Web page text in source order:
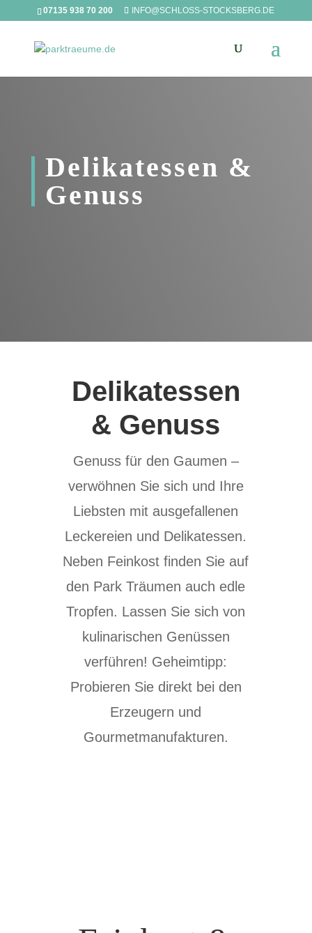
07135 938 70 200 INFO@SCHLOSS-STOCKSBERG.DE
Delikatessen &
Genuss
Delikatessen
& Genuss
Genuss für den Gaumen –
verwöhnen Sie sich und Ihre
Liebsten mit ausgefallenen
Leckereien und Delikatessen.
Neben Feinkost finden Sie auf
den Park Träumen auch edle
Tropfen. Lassen Sie sich von
kulinarischen Genüssen
verführen! Geheimtipp:
Probieren Sie direkt bei den
Erzeugern und
Gourmetmanufakturen.